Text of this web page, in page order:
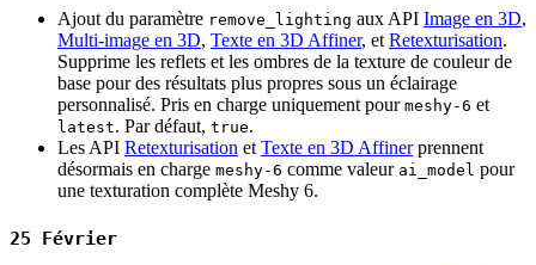
Ajout du paramètre remove_lighting aux API Image en 3D,
Multi-image en 3D, Texte en 3D Affiner, et Retexturisation.
Supprime les reflets et les ombres de la texture de couleur de
base pour des résultats plus propres sous un éclairage
personnalisé. Pris en charge uniquement pour meshy-6 et
latest. Par défaut, true.
Les API Retexturisation et Texte en 3D Affinerprennent
désormais en charge meshy-6 comme valeur ai_model pour
une texturation complète Meshy 6.
25 Février